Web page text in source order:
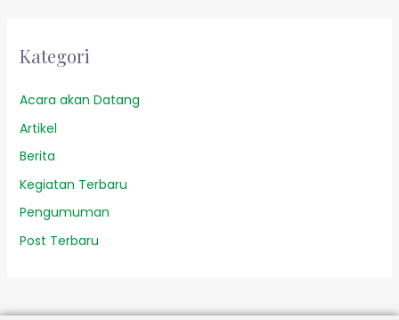
Kategori
Acara akan Datang
Artikel
Berita
Kegiatan Terbaru
Pengumuman
Post Terbaru